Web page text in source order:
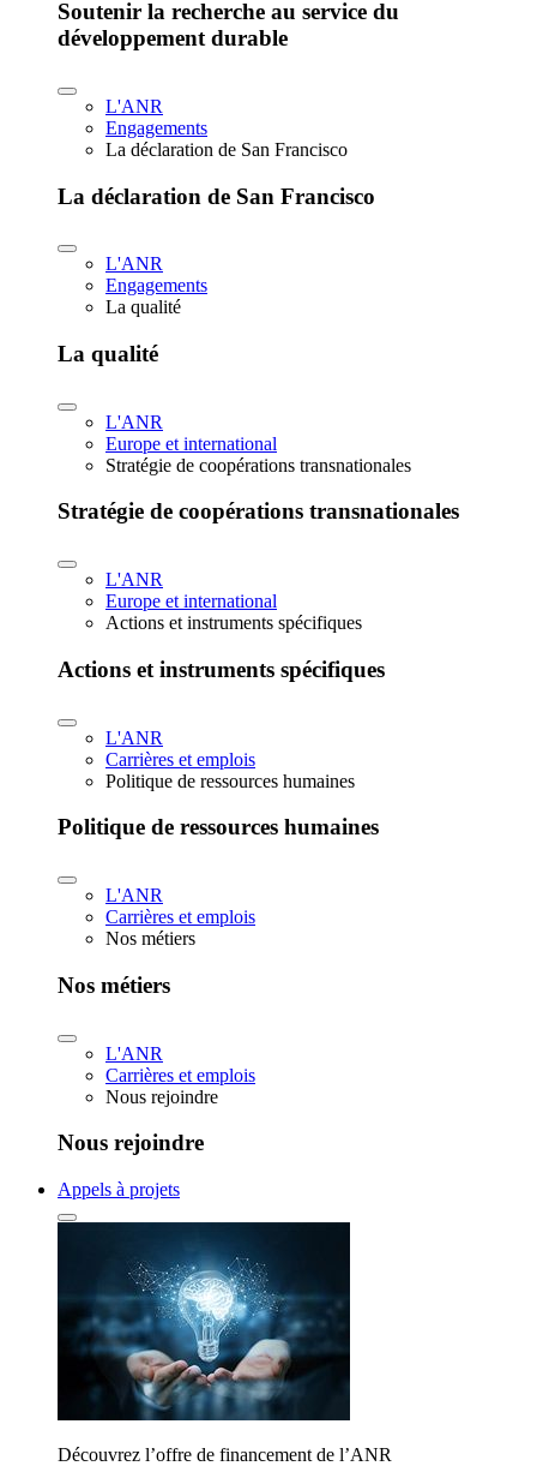
Soutenir la recherche au service du
développement durable
L'ANR
Engagements
La déclaration de San Francisco
La déclaration de San Francisco
L'ANR
Engagements
La qualité
La qualité
L'ANR
Europe et international
Stratégie de coopérations transnationales
Stratégie de coopérations transnationales
L'ANR
Europe et international
Actions et instruments spécifiques
Actions et instruments spécifiques
L'ANR
Carrières et emplois
Politique de ressources humaines
Politique de ressources humaines
L'ANR
Carrières et emplois
Nos métiers
Nos métiers
L'ANR
Carrières et emplois
Nous rejoindre
Nous rejoindre
Appels à projets
Découvrez l’offre de financement de l’ANR